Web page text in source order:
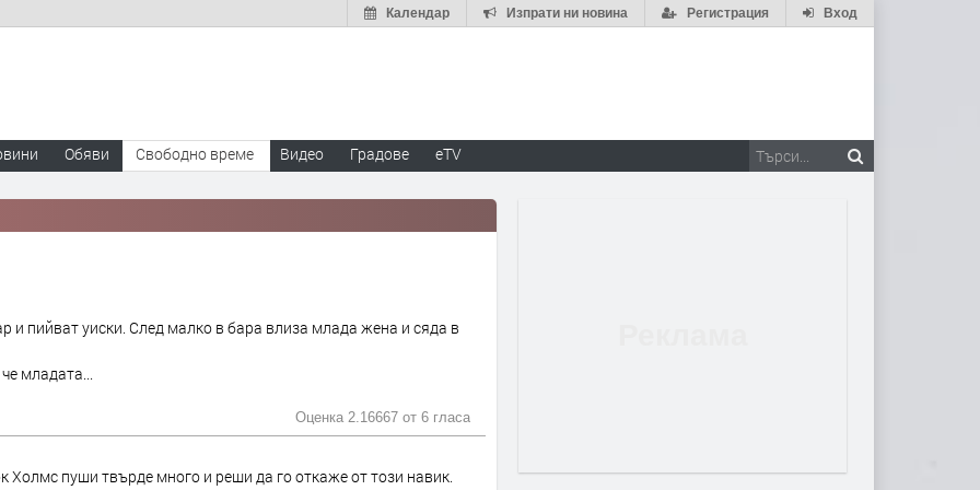
Вход
Регистрация
Изпрати ни новина
Календар
Обяви Свободно време Видео Градове eTV
и пийват уиски. След малко в бара влиза млада жена и сяда в
младата...
Оценка 2.16667 от 6 гласа
пуши твърде много и реши да го откаже от този навик.